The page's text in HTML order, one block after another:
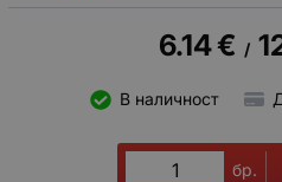
6.14€ /
В наличност
бр.